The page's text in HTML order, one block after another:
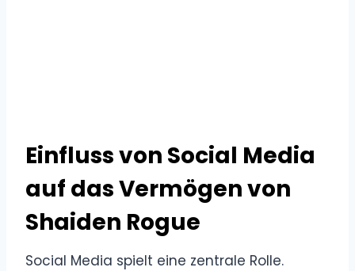
Einfluss von Social Media
auf das Vermögen von
Shaiden Rogue
Social Media spielt eine zentrale Rolle.